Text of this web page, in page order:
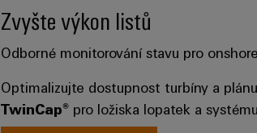
Zvyšte výkon listů
Odborné monitorování stavu pro
Optimalizujte dostupnost turbíny a
TwinCap® pro ložiska lopatek a